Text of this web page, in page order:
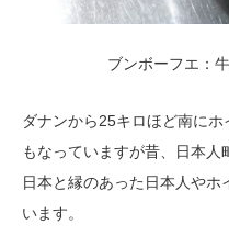
ブンボーフエ：
ダナンから25キロほど南に
もなっていますが昔、日本人
日本と縁のあった日本人や
います。